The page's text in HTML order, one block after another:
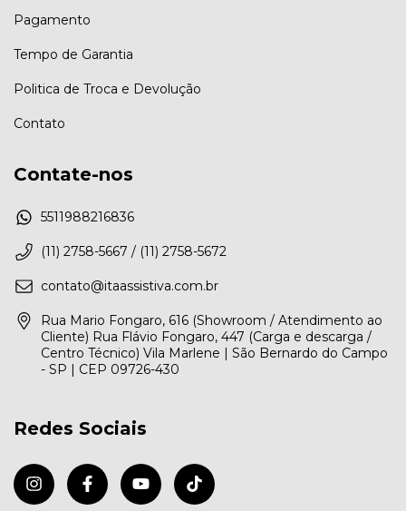
Pagamento
Tempo de Garantia
Politica de Troca e Devolução
Contato
Contate-nos
5511988216836
(11) 2758-5667 / (11) 2758-5672
contato@itaassistiva.com.br
Rua Mario Fongaro, 616 (Showroom / Atendimento ao
Cliente) Rua Flávio Fongaro, 447 (Carga e descarga /
Centro Técnico) Vila Marlene | São Bernardo do Campo
- SP | CEP 09726-430
Redes Sociais